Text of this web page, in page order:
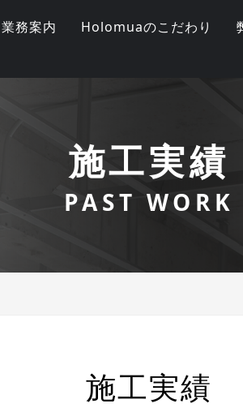
業務案内 Holomuaのこだわり
施工実績
PAST WORK
施工実績